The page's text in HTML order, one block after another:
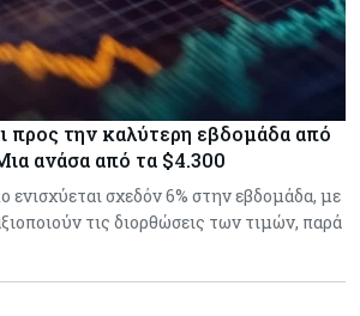
προς την καλύτερη εβδομάδα από
ανάσα από τα $4.300
ενισχύεται σχεδόν 6% στην εβδομάδα, με
τις διορθώσεις των τιμών, παρά